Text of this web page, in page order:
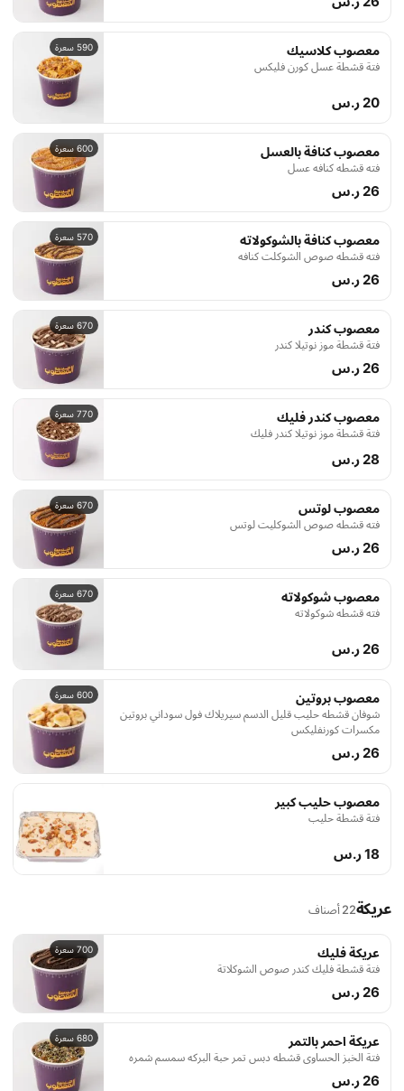
590 سعرة معصوب كلاسيك
فتة قشطة عسل كورن فليكس
20 ر.س
600 سعرة معصوب كنافة بالعسل
فته قشطه كنافه عسل
26 ر.س
570 سعرة معصوب كنافة بالشوكولاته
فته قشطه صوص الشوكلت كنافه
26 ر.س
670 سعرة معصوب كندر
فتة قشطة موز نوتيلا كندر
26 ر.س
770 سعرة معصوب كندر فليك
فتة قشطة موز نوتيلا كندر فليك
28 ر.س
670 سعرة معصوب لوتس
فته قشطه صوص الشوكليت لوتس
26 ر.س
670 سعرة معصوب شوكولاته
فته قشطه شوكولاته
26 ر.س
600 سعرة معصوب بروتين
شوفان قشطه حليب قليل الدسم سيريلاك فول سوداني بروتين
مكسرات كورنفليكس
26 ر.س
معصوب حليب كبير
فتة قشطة حليب
18 ر.س
عريكة22 أصناف
700 سعرة عريكة فليك
فتة قشطة فليك كندر صوص الشوكلاتة
26 ر.س
680 سعرة عريكة احمر بالتمر
فتة الخبز الحساوي قشطه دبس تمر حبة البركه سمسم شمره
26 ر.س